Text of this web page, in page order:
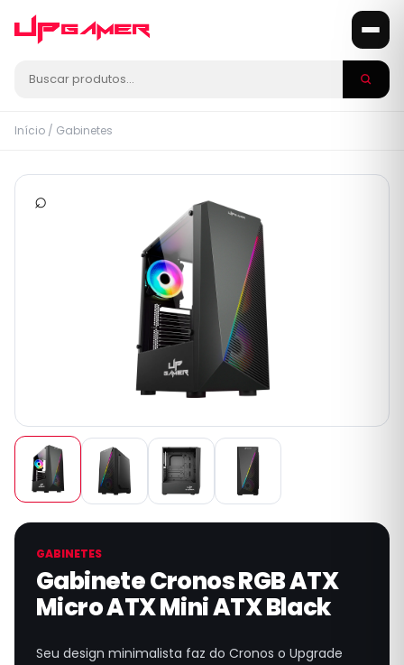
Início / Gabinetes
⌕
GABINETES
Gabinete Cronos RGB ATX
Micro ATX Mini ATX Black
Seu design minimalista faz do Cronos o Upgrade